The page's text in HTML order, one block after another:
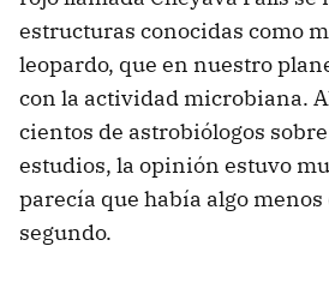
estructuras conocidas como
leopardo, que en nuestro
con la actividad microbiana.
cientos de astrobiólogos
estudios, la opinión estuvo
parecía que había algo menos
segundo.